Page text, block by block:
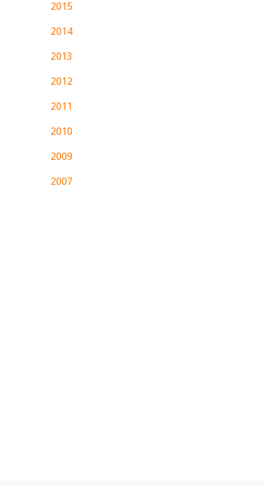
2015
2014
2013
2012
2011
2010
2009
2007